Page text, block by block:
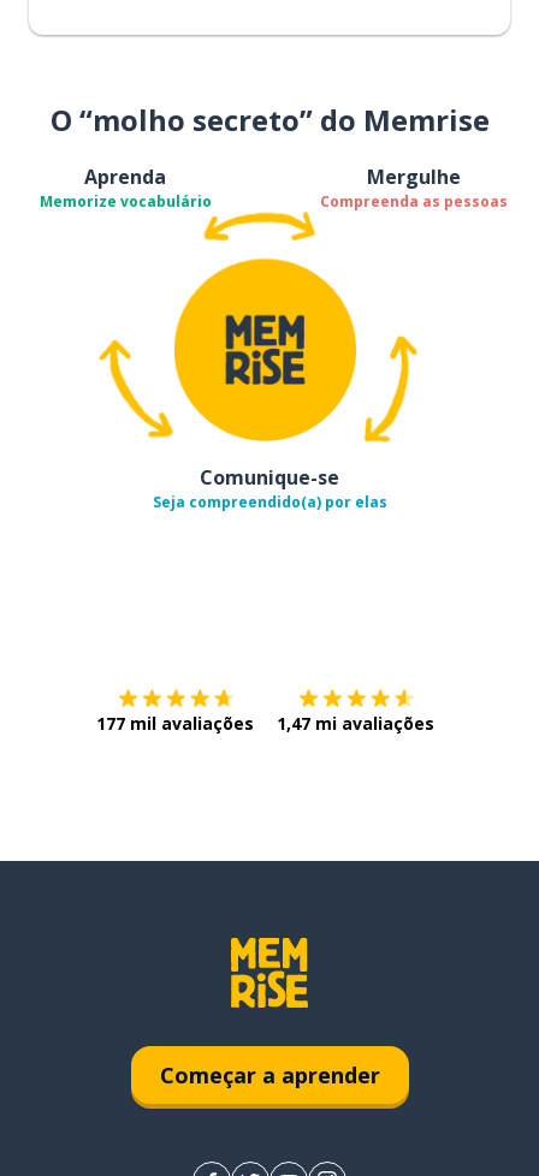
O “molho secreto” do Memrise
Aprenda
Memorize vocabulário
Mergulhe
Compreenda as pessoas
Comunique-se
Seja compreendido(a) por elas
177 mil avaliações 1,47 mi avaliações
Começar a aprender